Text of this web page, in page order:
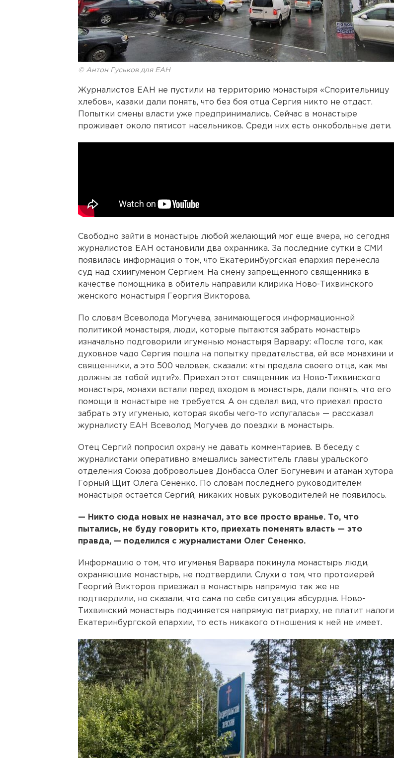
© Антон Гуськов для ЕАН
Журналистов ЕАН не пустили на территорию монастыря «Спорительницу
хлебов», казаки дали понять, что без боя отца Сергия никто не отдаст.
Попытки смены власти уже предпринимались. Сейчас в монастыре
проживает около пятисот насельников. Среди них есть онкобольные дети.
Свободно зайти в монастырь любой желающий мог еще вчера, но сегодня
журналистов ЕАН остановили два охранника. За последние сутки в СМИ
появилась информация о том, что Екатеринбургская епархия перенесла
суд над схиигуменом Сергием. На смену запрещенного священника в
качестве помощника в обитель направили клирика Ново-Тихвинского
женского монастыря Георгия Викторова.
По словам Всеволода Могучева, занимающегося информационной
политикой монастыря, люди, которые пытаются забрать монастырь
изначально подговорили игуменью монастыря Варвару: «После того, как
духовное чадо Сергия пошла на попытку предательства, ей все монахини и
священники, а это 500 человек, сказали: «ты предала своего отца, как мы
должны за тобой идти?». Приехал этот священник из Ново-Тихвинского
монастыря, монахи встали перед входом в монастырь, дали понять, что его
помощи в монастыре не требуется. А он сделал вид, что приехал просто
забрать эту игуменью, которая якобы чего-то испугалась» — рассказал
журналисту ЕАН Всеволод Могучев до поездки в монастырь.
Отец Сергий попросил охрану не давать комментариев. В беседу с
журналистами оперативно вмешались заместитель главы уральского
отделения Союза добровольцев Донбасса Олег Богуневич и атаман хутора
Горный Щит Олега Сененко. По словам последнего руководителем
монастыря остается Сергий, никаких новых руководителей не появилось.
— Никто сюда новых не назначал, это все просто вранье. То, что
пытались, не буду говорить кто, приехать поменять власть — это
правда, — поделился с журналистами Олег Сененко.
Информацию о том, что игуменья Варвара покинула монастырь люди,
охраняющие монастырь, не подтвердили. Слухи о том, что протоиерей
Георгий Викторов приезжал в монастырь напрямую так же не
подтвердили, но сказали, что сама по себе ситуация абсурдна. Ново-
Тихвинский монастырь подчиняется напрямую патриарху, не платит налоги
Екатеринбургской епархии, то есть никакого отношения к ней не имеет.